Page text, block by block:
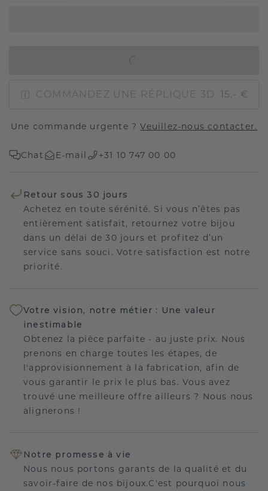
COMMANDEZ UNE RÉPLIQUE 3D 15,- €
Une commande urgente ?Veuillez-nous contacter.
Chat E-mail +31 10 747 00 00
Retour sous 30 jours
Achetez en toute sérénité. Si vous n’êtes pas
entièrement satisfait, retournez votre bijou
dans un délai de 30 jours et profitez d’un
service sans souci. Votre satisfaction est notre
priorité.
Votre vision, notre métier : Une valeur
inestimable
Obtenez la pièce parfaite - au juste prix. Nous
prenons en charge toutes les étapes, de
l'approvisionnement à la fabrication, afin de
vous garantir le prix le plus bas. Vous avez
trouvé une meilleure offre ailleurs ? Nous nous
alignerons !
Notre promesse à vie
Nous nous portons garants de la qualité et du
savoir-faire de nos bijoux.C'est pourquoi nous